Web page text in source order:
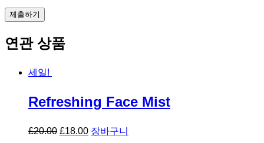
연관 상품
세일!
Refreshing Face Mist
£20.00 £18.00 장바구니